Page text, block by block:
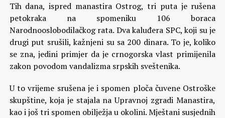
Tih dana, ispred manastira Ostrog, tri puta je rušena
petokraka na spomeniku 106 boraca
Narodnooslobodilačkog rata. Dva kaluđera SPC, koji su je
drugi put srušili, kažnjeni su sa 200 dinara. To je, koliko
se zna, jedini primjer da je crnogorska vlast primijenila
zakon povodom vandalizma srpskih sveštenika.
U to vrijeme srušena je i spomen ploča čuvene Ostroške
skupštine, koja je stajala na Upravnoj zgradi Manastira,
kao i još tri spomen obilježja u okolini. Mještani susjednih